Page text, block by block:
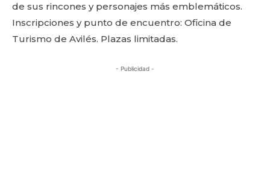
de sus rincones y personajes más emblemáticos.
Inscripciones y punto de encuentro: Oficina de
Turismo de Avilés. Plazas limitadas.
- Publicidad -